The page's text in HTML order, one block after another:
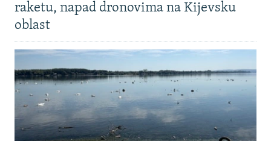
raketu, napad dronovima na Kijevsku
oblast